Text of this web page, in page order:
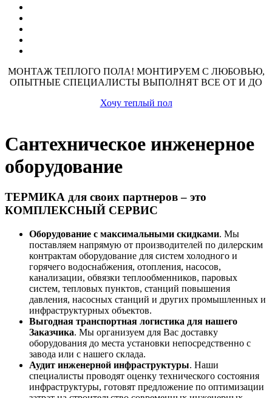
МОНТАЖ ТЕПЛОГО ПОЛА! МОНТИРУЕМ С ЛЮБОВЬЮ,
ОПЫТНЫЕ СПЕЦИАЛИСТЫ ВЫПОЛНЯТ ВСЕ ОТ И ДО
Хочу теплый пол
Сантехническое инженерное
оборудование
ТЕРМИКА для своих партнеров – это
КОМПЛЕКСНЫЙ СЕРВИС
Оборудование с максимальными скидками. Мы
поставляем напрямую от производителей по дилерским
контрактам оборудование для систем холодного и
горячего водоснабжения, отопления, насосов,
канализации, обвязки теплообменников, паровых
систем, тепловых пунктов, станций повышения
давления, насосных станций и других промышленных и
инфраструктурных объектов.
Выгодная транспортная логистика для нашего
Заказчика. Мы организуем для Вас доставку
оборудования до места установки непосредственно с
завода или с нашего склада.
Аудит инженерной инфраструктуры. Наши
специалисты проводят оценку технического состояния
инфраструктуры, готовят предложение по оптимизации